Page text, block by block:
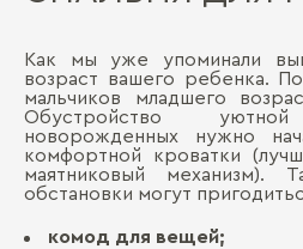
Как мы уже упоминали
возраст вашего ребенка.
мальчиков младшего
Обустройство
новорожденных нужно
комфортной кроватки
маятниковый механизм).
обстановки могут
комод для вещей;